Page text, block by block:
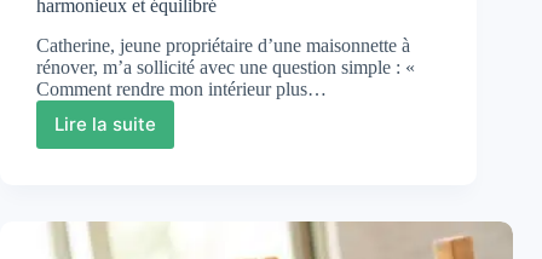
harmonieux et équilibré
Catherine, jeune propriétaire d’une maisonnette à
rénover, m’a sollicité avec une question simple : «
Comment rendre mon intérieur plus…
Lire la suite
Aménager
sa
feng